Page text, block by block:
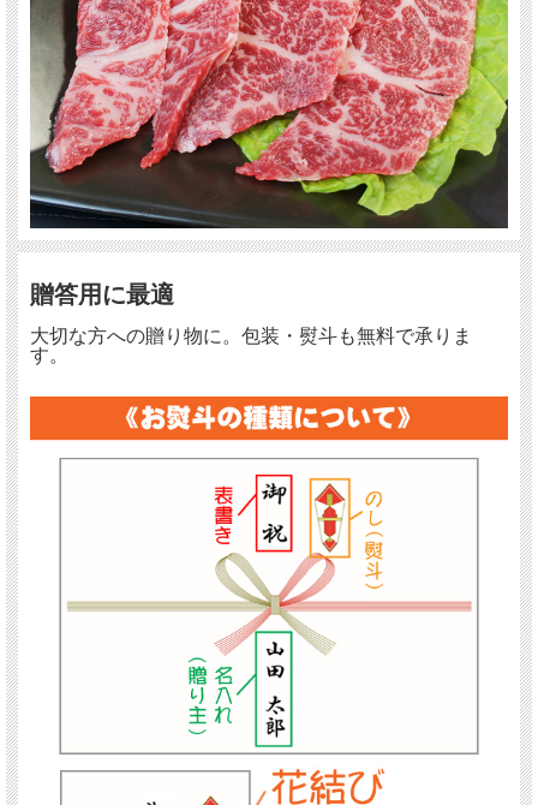
贈答用に最適
大切な方への贈り物に。包装・熨斗も無料で承りま
す。